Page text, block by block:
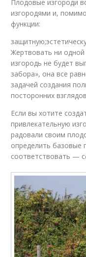
Плодовые изгороди
изгородями и,
функции:
Жертвовать ни
изгородь не будет
забора», она все
задачей создания
посторонних
Если вы хотите
привлекательную
радовали своим
определить
соответствовать —